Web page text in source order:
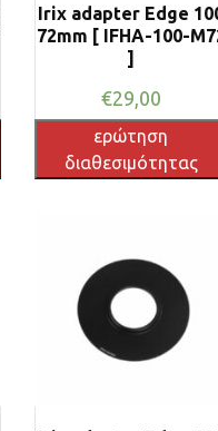
Irix adapter Edge
72mm [ IFHA-100-
]
€29,00
ερώτηση
διαθεσιμότητας